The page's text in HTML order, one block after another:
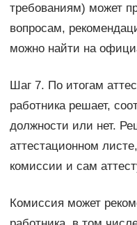
требованиям) может
вопросам,
можно найти на
Шаг 7. По итогам
работника решает,
должности или нет.
аттестационном
комиссии и сам
Комиссия может